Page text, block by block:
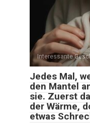
Interessante
Jedes Mal,
den Mantel
sie. Zuerst
der Wärme,
etwas